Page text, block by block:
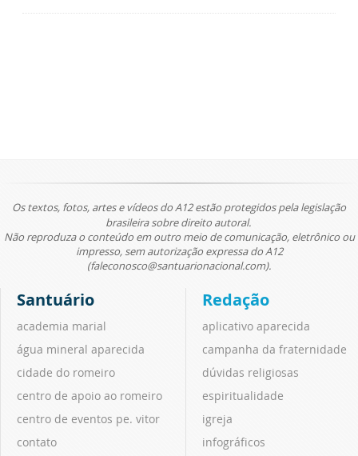
Os textos, fotos, artes e vídeos do A12 estão protegidos pela legislação
brasileira sobre direito autoral.
Não reproduza o conteúdo em outro meio de comunicação, eletrônico ou
impresso, sem autorização expressa do A12
(faleconosco@santuarionacional.com).
Santuário
academia marial
água mineral aparecida
cidade do romeiro
centro de apoio ao romeiro
centro de eventos pe. vitor
contato
Redação
aplicativo aparecida
campanha da fraternidade
dúvidas religiosas
espiritualidade
igreja
infográficos